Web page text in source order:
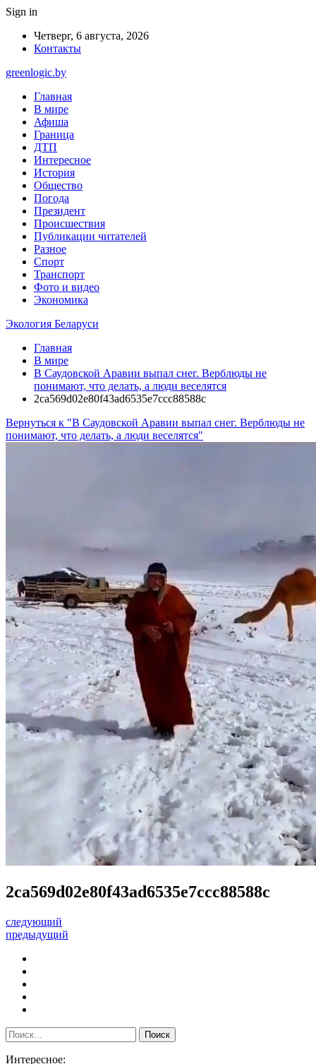
Sign in
Четверг, 6 августа, 2026
Контакты
greenlogic.by
Главная
В мире
Афиша
Граница
ДТП
Интересное
История
Общество
Погода
Президент
Происшествия
Публикации читателей
Разное
Спорт
Транспорт
Фото и видео
Экономика
Экология Беларуси
Главная
В мире
В Саудовской Аравии выпал снег. Верблюды не
понимают, что делать, а люди веселятся
2ca569d02e80f43ad6535e7ccc88588c
Вернуться к "В Саудовской Аравии выпал снег. Верблюды не
понимают, что делать, а люди веселятся"
2ca569d02e80f43ad6535e7ccc88588c
следующий
предыдущий
Интересное: